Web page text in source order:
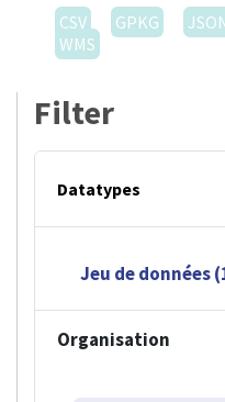
CSV
GPKG
WMS
Filter
Datatypes
Jeu de données
Organisation